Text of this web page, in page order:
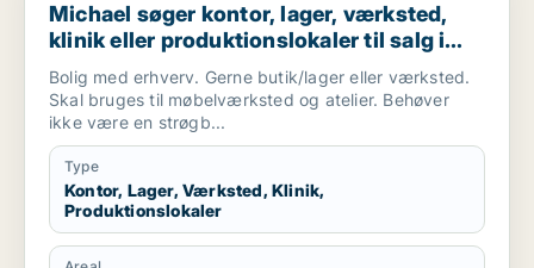
Michael søger kontor, lager, værksted,
klinik eller produktionslokaler til salg i
København, Kongens Lyngby eller
Gentofte m.fl.
Bolig med erhverv. Gerne butik/lager eller værksted.
Skal bruges til møbelværksted og atelier. Behøver
ikke være en strøgb...
Type
Kontor, Lager, Værksted, Klinik,
Produktionslokaler